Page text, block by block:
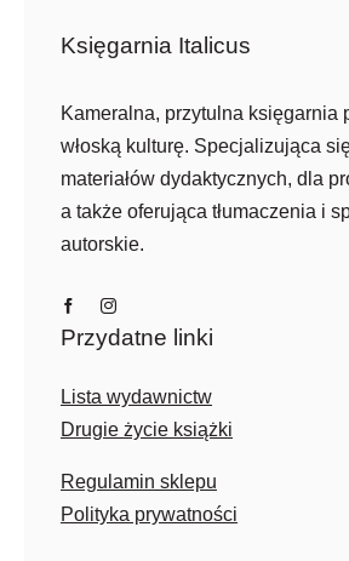
Księgarnia Italicus
Kameralna, przytulna księgarnia
włoską kulturę. Specjalizująca
materiałów dydaktycznych, dla
a także oferująca tłumaczenia i
autorskie.
Przydatne linki
Lista wydawnictw
Drugie życie książki
Regulamin sklepu
Polityka prywatności